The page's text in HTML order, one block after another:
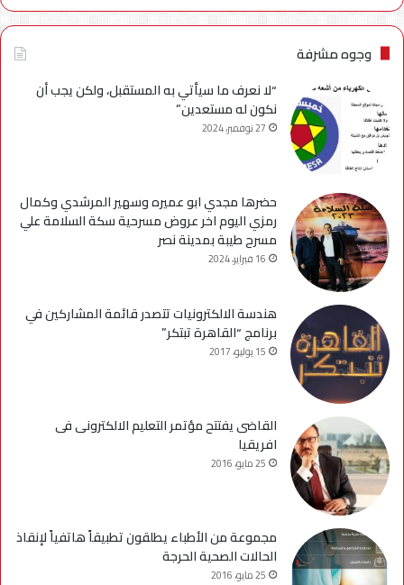
وجوه مشرفة
“لا نعرف ما سيأتي به المستقبل، ولكن يجب أن
نكون له مستعدين”
27 نوفمبر، 2024
حضرها مجدي ابو عميره وسهير المرشدي وكمال
رمزي اليوم اخر عروض مسرحية سكة السلامة علي
مسرح طيبة بمدينة نصر
16 فبراير، 2024
هندسة الالكترونيات تتصدر قائمة المشاركين في
برنامج “القاهرة تبتكر”
15 يوليو، 2017
القاضى يفتتح مؤتمر التعليم الالكترونى فى
افريقيا
25 مايو، 2016
مجموعة من الأطباء يطلقون تطبيقاً هاتفياً لإنقاذ
الحالات الصحية الحرجة
25 مايو، 2016